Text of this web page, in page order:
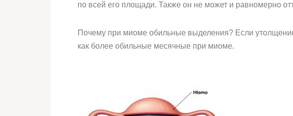
по всей его площади. Также он не может и равномерно
Почему при миоме обильные выделения? Если
как более обильные месячные при миоме.